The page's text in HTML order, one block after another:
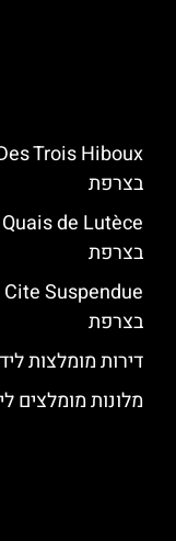
בצרפת
בצרפת
בצרפת
דירות מומלצות
מלונות מומלצים